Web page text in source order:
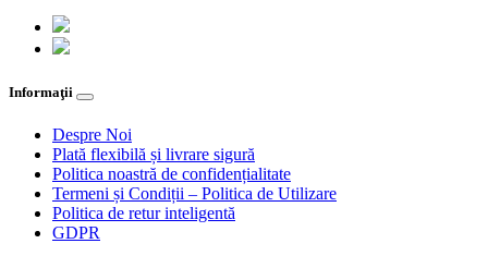
Informaţii
Despre Noi
Plată flexibilă și livrare sigură
Politica noastră de confidențialitate
Termeni și Condiții – Politica de Utilizare
Politica de retur inteligentă
GDPR